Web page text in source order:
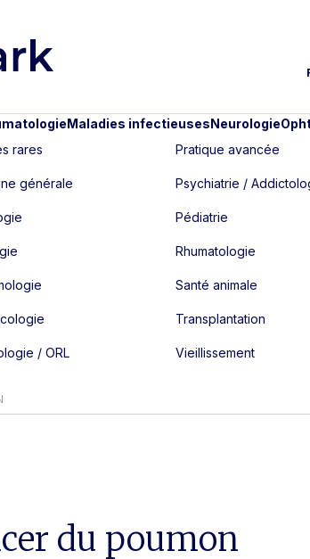
Maladies infectieusesNeurologie
rares
générale
/ ORL
Pratique avancée
Psychiatrie /
Pédiatrie
Rhumatologie
Santé animale
Transplantation
Vieillissement
du poumon